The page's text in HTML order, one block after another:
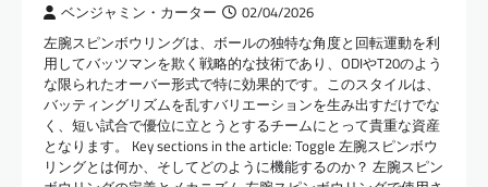
ベンジャミン・カーター 02/04/2026
左腕スピンボウリングは、ボールの独特な角度と回転運動を利
用してバッツマンを欺く戦略的な技術であり、ODIやT20のよう
な限られたオーバー形式で特に効果的です。このスタイルは、
バッティングリズムを乱すバリエーションを生み出すだけでな
く、短い試合で優位に立とうとするチームにとって貴重な資産
となります。 Key sections in the article: Toggle 左腕スピンボウ
リングとは何か、そしてどのように機能するのか？ 左腕スピン